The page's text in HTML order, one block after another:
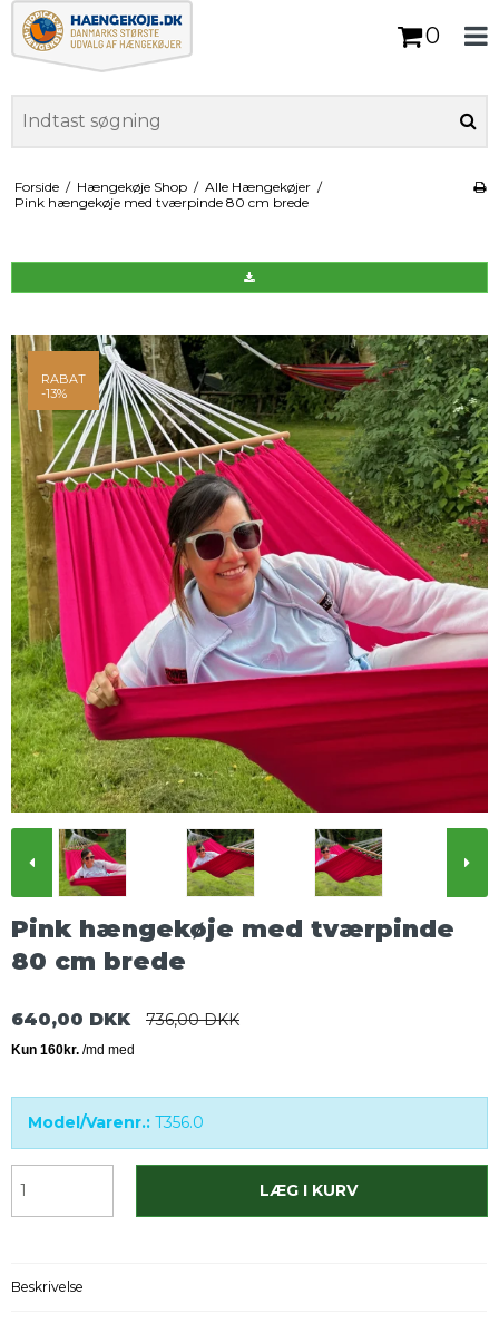
0
Forside / Hængekøje Shop / Alle Hængekøjer /
Pink hængekøje med tværpinde 80 cm brede
RABAT
-13%
Pink hængekøje med tværpinde
80 cm brede
640,00 DKK 736,00 DKK
Model/Varenr.: T356.0
LÆG I KURV
Beskrivelse